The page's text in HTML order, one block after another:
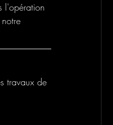
l'opération
travaux de